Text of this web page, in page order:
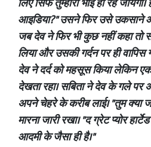
लिए सिर्फ तुम्हारा भाई ही रह
आइडिया?" उसने फिर उसे उकसाने
जब देव ने फिर भी कुछ नहीं कहा तो
लिया और उसकी गर्दन पर ही वापिस
देव ने दर्द को महसूस किया लेकिन
देखता रहा। सबिता ने देव के गले
अपने चेहरे के करीब लाई। "तुम क्या
मारना जारी रखा। "द ग्रेट प्योर
आदमी के जैसा ही है।"